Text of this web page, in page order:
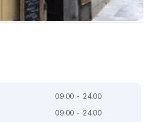
09.00 - 24.00
09.00 - 24.00